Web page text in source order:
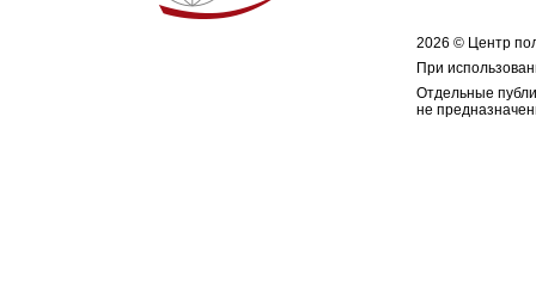
2026 © Центр
При
Отдельные
не